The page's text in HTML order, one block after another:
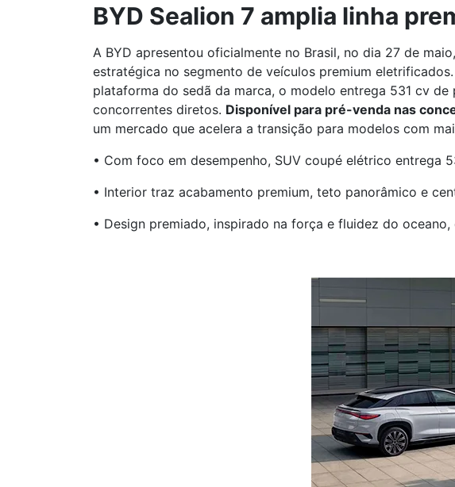
BYD Sealion 7 amplia linha
A BYD apresentou oficialmente no Brasil, no dia 27 de
estratégica no segmento de veículos premium
plataforma do sedã da marca, o modelo entrega 531 cv
concorrentes diretos. Disponível para pré-venda nas
um mercado que acelera a transição para modelos com
• Com foco em desempenho, SUV coupé elétrico entrega
• Interior traz acabamento premium, teto panorâmico e
• Design premiado, inspirado na força e fluidez do